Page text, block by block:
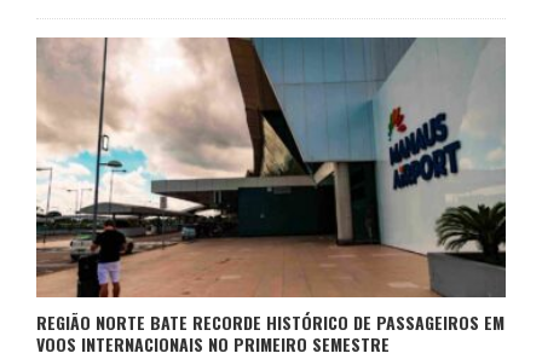
REGIÃO NORTE BATE RECORDE HISTÓRICO DE PASSAGEIROS EM
VOOS INTERNACIONAIS NO PRIMEIRO SEMESTRE